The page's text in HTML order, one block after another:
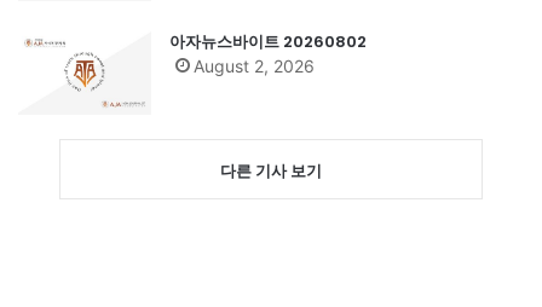
아자뉴스바이트 20260802
August 2, 2026
다른 기사 보기